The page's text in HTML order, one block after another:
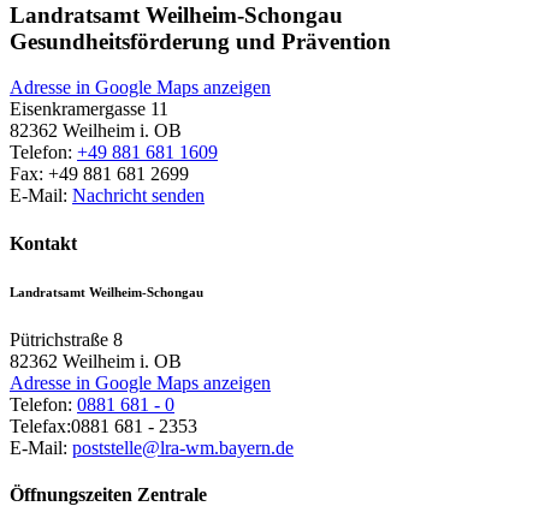
Landratsamt Weilheim-Schongau
Gesundheitsförderung und Prävention
Adresse in Google Maps anzeigen
Eisenkramergasse 11
82362 Weilheim i. OB
Telefon: +49 881 681 1609
Fax: +49 881 681 2699
E-Mail: Nachricht senden
Kontakt
Landratsamt Weilheim-Schongau
Pütrichstraße 8
82362 Weilheim i. OB
Adresse in Google Maps anzeigen
Telefon: 0881 681 - 0
Telefax:0881 681 - 2353
E-Mail: poststelle@lra-wm.bayern.de
Öffnungszeiten Zentrale